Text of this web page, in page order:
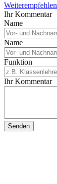
Weiterempfehlen
Ihr Kommentar
Name
Name
Funktion
Ihr Kommentar